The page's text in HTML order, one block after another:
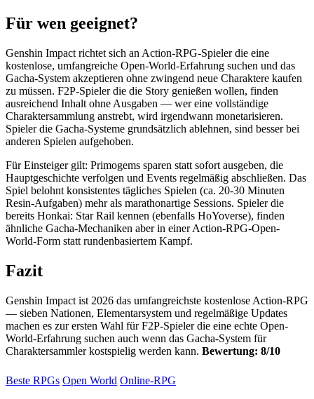
Für wen geeignet?
Genshin Impact richtet sich an Action-RPG-Spieler die eine
kostenlose, umfangreiche Open-World-Erfahrung suchen und das
Gacha-System akzeptieren ohne zwingend neue Charaktere kaufen
zu müssen. F2P-Spieler die die Story genießen wollen, finden
ausreichend Inhalt ohne Ausgaben — wer eine vollständige
Charaktersammlung anstrebt, wird irgendwann monetarisieren.
Spieler die Gacha-Systeme grundsätzlich ablehnen, sind besser bei
anderen Spielen aufgehoben.
Für Einsteiger gilt: Primogems sparen statt sofort ausgeben, die
Hauptgeschichte verfolgen und Events regelmäßig abschließen. Das
Spiel belohnt konsistentes tägliches Spielen (ca. 20-30 Minuten
Resin-Aufgaben) mehr als marathonartige Sessions. Spieler die
bereits Honkai: Star Rail kennen (ebenfalls HoYoverse), finden
ähnliche Gacha-Mechaniken aber in einer Action-RPG-Open-
World-Form statt rundenbasiertem Kampf.
Fazit
Genshin Impact ist 2026 das umfangreichste kostenlose Action-RPG
— sieben Nationen, Elementarsystem und regelmäßige Updates
machen es zur ersten Wahl für F2P-Spieler die eine echte Open-
World-Erfahrung suchen auch wenn das Gacha-System für
Charaktersammler kostspielig werden kann. Bewertung: 8/10
Beste RPGs Open World Online-RPG